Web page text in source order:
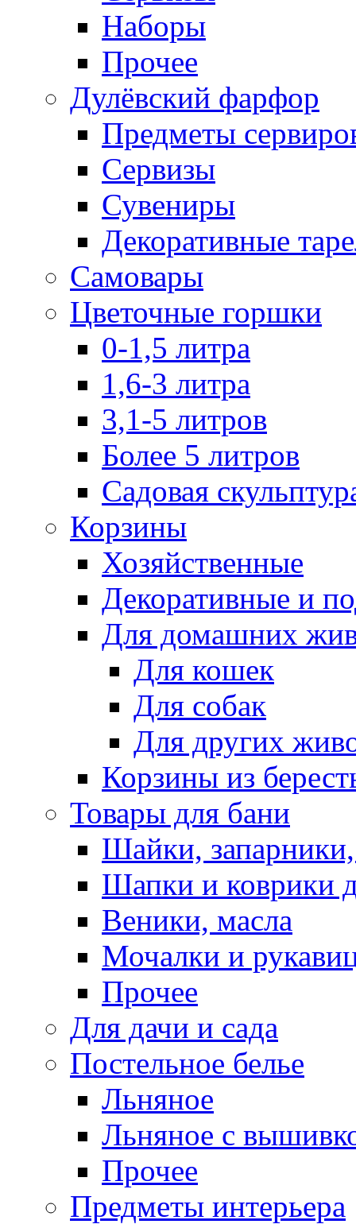
Наборы
Прочее
Дулёвский фарфор
Предметы
Сервизы
Сувениры
Декоративные
Самовары
Цветочные горшки
0-1,5 литра
1,6-3 литра
3,1-5 литров
Более 5 литров
Садовая
Корзины
Хозяйственные
Декоративные и
Для домашних
Для кошек
Для собак
Для других
Корзины из
Товары для бани
Шайки,
Шапки и коврики
Веники, масла
Мочалки и
Прочее
Для дачи и сада
Постельное белье
Льняное
Льняное с
Прочее
Предметы интерьера